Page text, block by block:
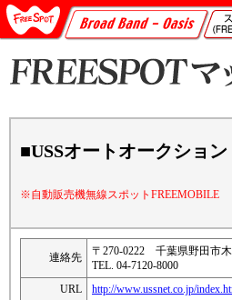
■USSオートオークショ
※自動販売機無線スポットFREEMOBILE
連絡先
〒270-0222 千葉県野田市
TEL. 04-7120-8000
URL
http://www.ussnet.co.jp/